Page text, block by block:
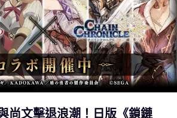
尚文擊退浪潮！日版《鎖鏈